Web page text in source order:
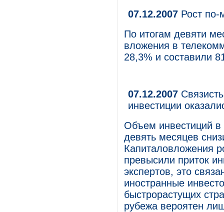
07.12.2007 Рост по-
По итогам девяти
вложения в
28,3% и составили
07.12.2007
инвестиции
Объем инвестиций в
девять месяцев
Капиталовложения
превысили приток
экспертов, это
иностранные
быстрорастущих
рубежа вероятен